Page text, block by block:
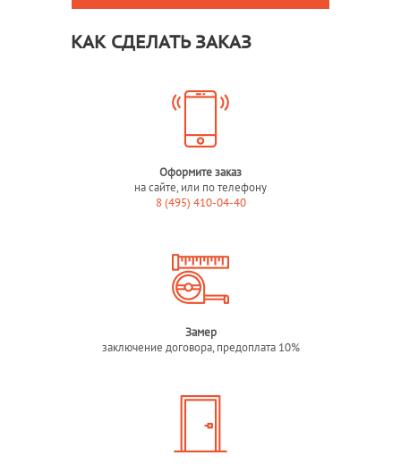
КАК СДЕЛАТЬ ЗАКАЗ
Оформите заказ
на сайте, или по телефону
8 (495) 410-04-40
Замер
заключение договора, предоплата 10%